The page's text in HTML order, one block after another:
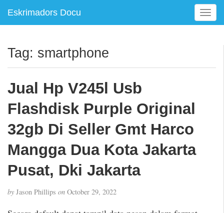
Eskrimadors Docu
T
o
e
Tag: smartphone
Jual Hp V245l Usb
Flashdisk Purple Original
32gb Di Seller Gmt Harco
Mangga Dua Kota Jakarta
Pusat, Dki Jakarta
by Jason Phillips on October 29, 2022